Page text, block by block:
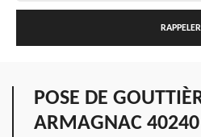
POSE DE
ARMAGNAC